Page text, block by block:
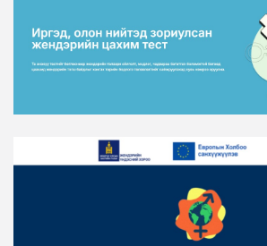
ЖЕНДЭРИЙН ЭРХ ТЭГШ
АЖИЛЛАГААГ ЭРЧИМЖҮҮЛЭХ
ЖЕНДЭРИЙН ҮНДЭСНИЙ
ТӨЛӨӨЛӨЛ ЗАМ ТЭЭВРИЙН
ЖЕНДЭРИЙН ҮНДЭСНИЙ
ТӨЛӨӨЛӨЛ БАТЛАН